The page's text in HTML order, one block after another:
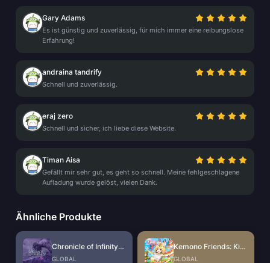
Gary Adams
Es ist günstig und zuverlässig, für mich immer eine reibungslose
Erfahrung!
andraina tandrify
Schnell und zuverlässig.
eraj zero
Schnell und sicher, ich liebe diese Website.
Timan Aisa
Gefällt mir sehr gut, es geht so schnell. Meine fehlgeschlagene
Aufladung wurde gelöst, vielen Dank.
Ähnliche Produkte
Chronicle of Infinity Coupon
GLOBAL
Kemono Friends: Kingdom Coupon
GLOBAL